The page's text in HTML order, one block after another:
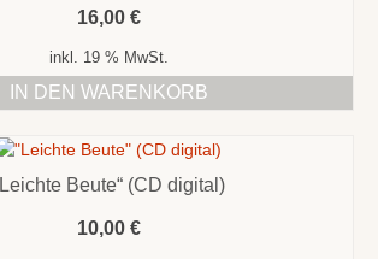
werden
16,00 €
inkl. 19 % MwSt.
IN DEN WARENKORB
Beute“ (CD digital)
10,00 €